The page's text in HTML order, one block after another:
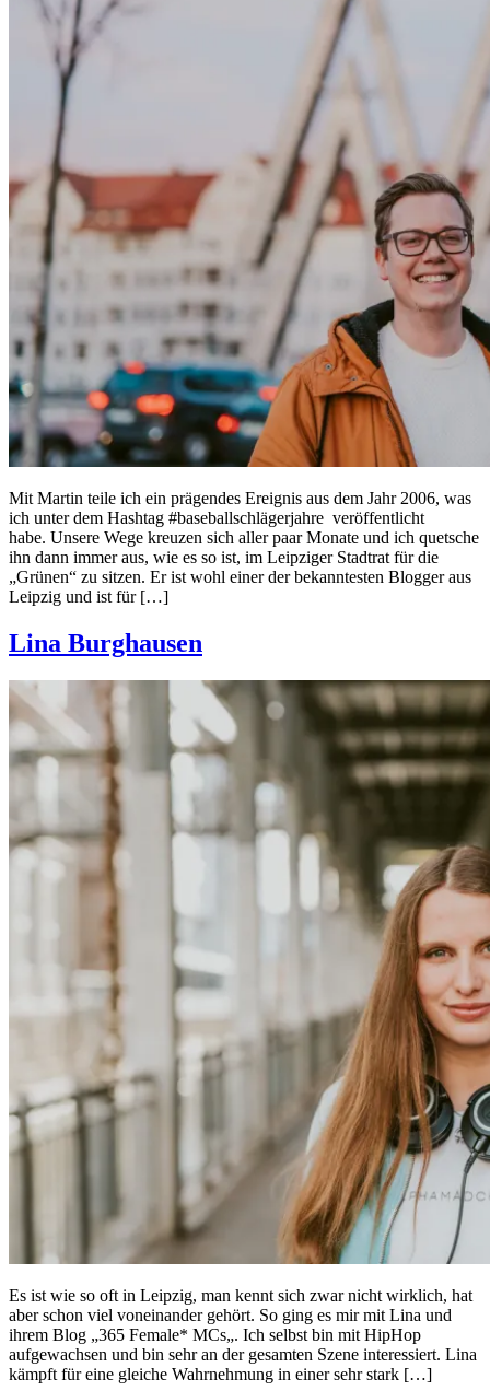
Mit Martin teile ich ein prägendes Ereignis aus dem Jahr 2006, was
ich unter dem Hashtag #baseballschlägerjahre veröffentlicht
habe. Unsere Wege kreuzen sich aller paar Monate und ich quetsche
ihn dann immer aus, wie es so ist, im Leipziger Stadtrat für die
„Grünen“ zu sitzen. Er ist wohl einer der bekanntesten Blogger aus
Leipzig und ist für […]
Lina Burghausen
Es ist wie so oft in Leipzig, man kennt sich zwar nicht wirklich, hat
aber schon viel voneinander gehört. So ging es mir mit Lina und
ihrem Blog „365 Female* MCs„. Ich selbst bin mit HipHop
aufgewachsen und bin sehr an der gesamten Szene interessiert. Lina
kämpft für eine gleiche Wahrnehmung in einer sehr stark […]